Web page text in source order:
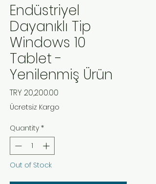
Endüstriyel
Dayanıklı Tip
Windows 10
Tablet -
Yenilenmiş Ürün
TRY 20,200.00
Ücretsiz Kargo
Quantity *
Out of Stock